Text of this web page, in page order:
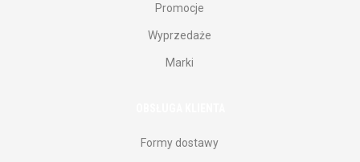
Promocje
Wyprzedaże
Marki
Formy dostawy